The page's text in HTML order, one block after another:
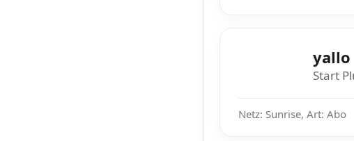
yallo
Start
Netz: Sunrise, Art: Abo